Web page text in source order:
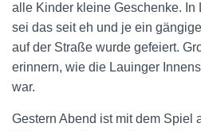
alle Kinder kleine Geschenke. In
sei das seit eh und je ein
auf der Straße wurde gefeiert.
erinnern, wie die Lauinger
war.
Gestern Abend ist mit dem Spiel